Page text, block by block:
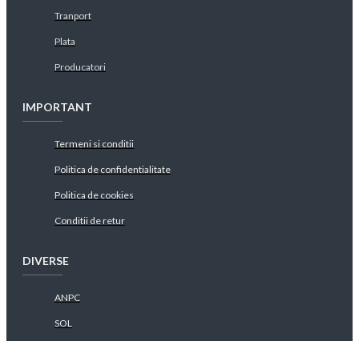
Tranport
Plata
Producatori
IMPORTANT
Termeni si conditii
Politica de confidentialitate
Politica de cookies
Conditii de retur
DIVERSE
ANPC
SOL